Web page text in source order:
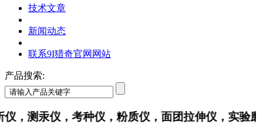
技术文章
新闻动态
联系9I猎奇官网网站
产品搜索:
，测汞仪，考种仪，粉质仪，面团拉伸仪，实验